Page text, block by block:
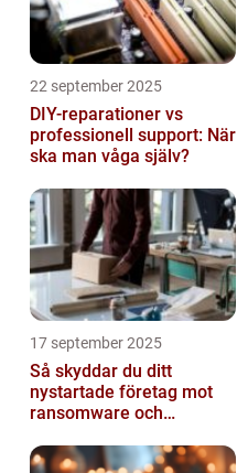
22 september 2025
DIY-reparationer vs
professionell support: När
ska man våga själv?
17 september 2025
Så skyddar du ditt
nystartade företag mot
ransomware och